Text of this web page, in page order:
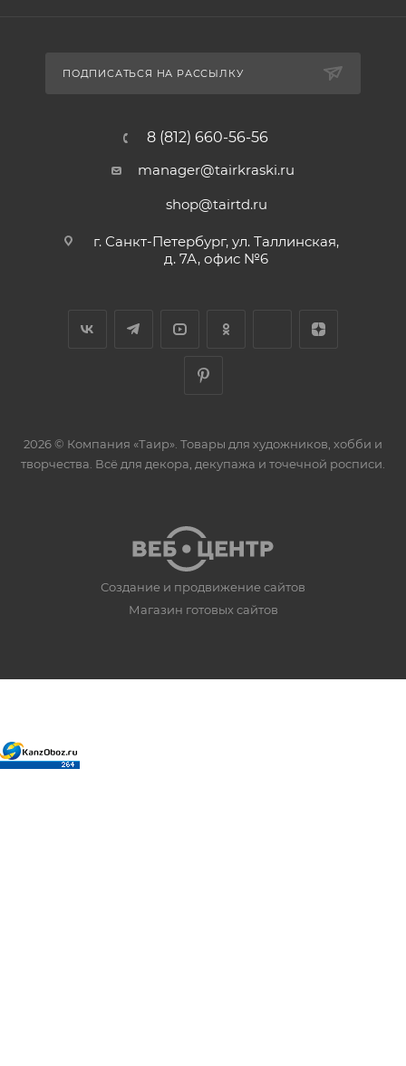
ПОДПИСАТЬСЯ НА РАССЫЛКУ
8 (812) 660-56-56
manager@tairkraski.ru
shop@tairtd.ru
г. Санкт-Петербург, ул. Таллинская,
д. 7А, офис №6
2026 © Компания «Таир». Товары для художников, хобби и
творчества. Всё для декора, декупажа и точечной росписи.
Создание и продвижение сайтов
Магазин готовых сайтов